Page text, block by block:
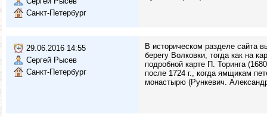
Санкт-Петербург
29.06.2016 14:55
Сергей Рысев
Санкт-Петербург
В историческом разделе сайта
берегу Волковки, тогда как на
подробной карте П. Торинга
после 1724 г., когда ямщикам
монастырю (Рункевич.